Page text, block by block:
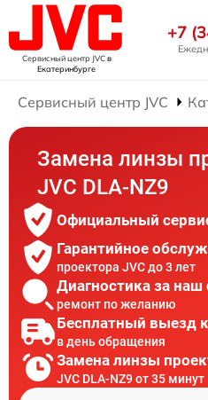
Сервисный центр JVCв
Екатеринбурге
+7
Сервисный центр JVC
Замена линзы
JVC DLA-NZ9
Официальный
Гарантийное
проектора JVC до 3 лет
Диагностика за наш
ремонт по желанию
Бесплатный выезд
в день обращения
Замена линзы
JVC DLA-NZ9 от 35 минут